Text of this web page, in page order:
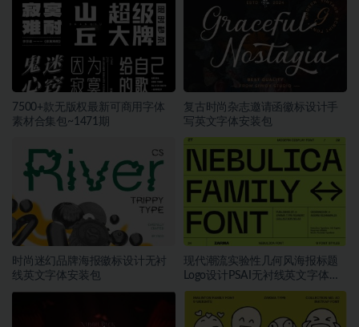
7500+款无版权最新可商用字体
素材合集包~1471期
复古时尚杂志邀请函徽标设计手
写英文字体安装包
时尚迷幻品牌海报徽标设计无衬
线英文字体安装包
现代潮流实验性几何风海报标题
Logo设计PSAI无衬线英文字体安
装包